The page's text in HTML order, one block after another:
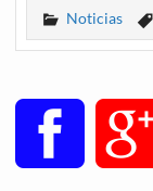
Noticias